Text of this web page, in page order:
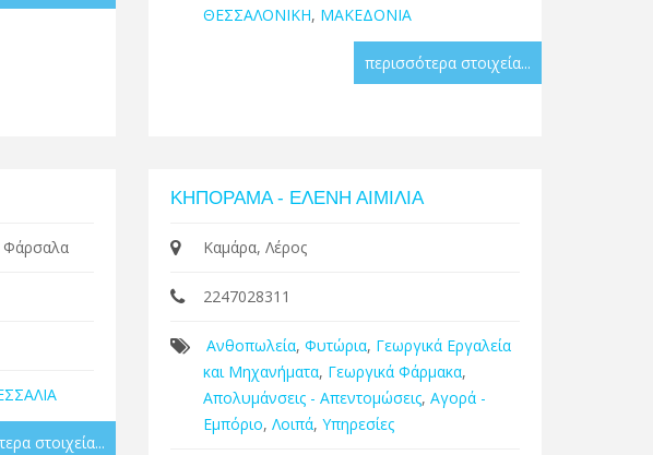
ΘΕΣΣΑΛΟΝΙΚΗ, ΜΑΚΕΔΟΝΙΑ
περισσότερα στοιχεία...
στοιχεία...
ΚΗΠΟΡΑΜΑ - ΕΛΕΝΗ ΑΙΜΙΛΙΑ
Καμάρα, Λέρος
2247028311
Ανθοπωλεία, Φυτώρια, Γεωργικά Εργαλεία
και Μηχανήματα, Γεωργικά Φάρμακα,
Απολυμάνσεις - Απεντομώσεις, Αγορά -
Εμπόριο, Λοιπά, Υπηρεσίες